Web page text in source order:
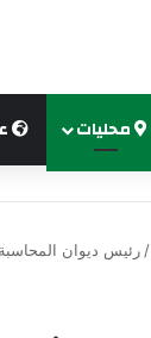
محليات
/ رئيس ديوان